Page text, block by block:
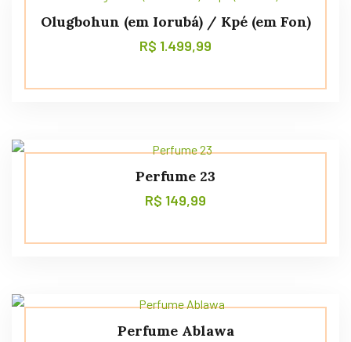
Olugbohun (em Iorubá) / Kpé (em Fon)
R$ 1.499,99
Perfume 23
R$ 149,99
Perfume Ablawa